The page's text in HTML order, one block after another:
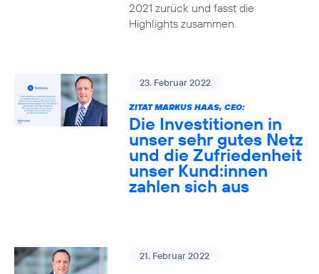
2021 zurück und fasst die
Highlights zusammen.
23. Februar 2022
ZITAT MARKUS HAAS, CEO:
Die Investitionen in
unser sehr gutes Netz
und die Zufriedenheit
unser Kund:innen
zahlen sich aus
21. Februar 2022